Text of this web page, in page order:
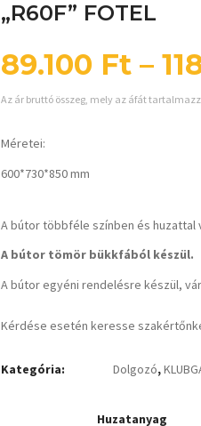
„R60F” FOTEL
89.100 Ft –
Az ár bruttó összeg, mely az áfát
Méretei:
600*730*850 mm
A bútor többféle színben és huzattal
A bútor tömör bükkfából készül.
A bútor egyéni rendelésre készül,
Kérdése esetén keresse
Kategória: Dolgozó,
Huzatanyag